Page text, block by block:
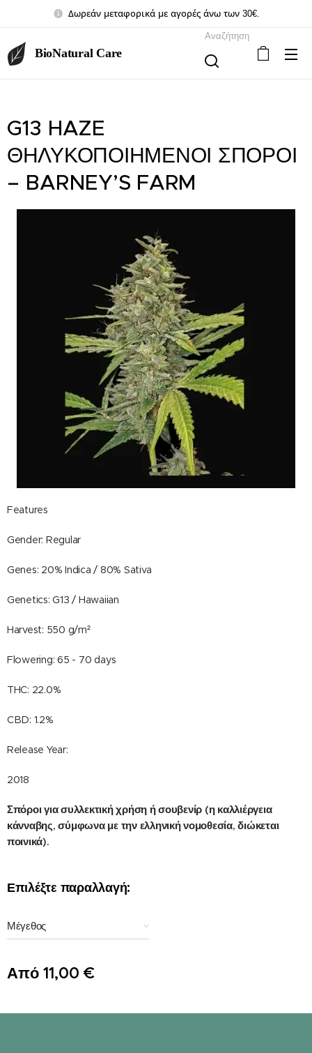
Δωρεάν μεταφορικά με αγορές άνω των 30€.
BioNatural Care
Αναζήτηση
G13 HAZE
ΘΗΛΥΚΟΠΟΙΗΜΕΝΟΙ ΣΠΟΡΟΙ
– BARNEY’S FARM
Features
Gender: Regular
Genes: 20% Indica / 80% Sativa
Genetics: G13 / Hawaiian
Harvest: 550 g/m²
Flowering: 65 - 70 days
THC: 22.0%
CBD: 1.2%
Release Year:
2018
Σπόροι για συλλεκτική χρήση ή σουβενίρ (η καλλιέργεια
κάνναβης, σύμφωνα με την ελληνική νομοθεσία, διώκεται
ποινικά).
Επιλέξτε παραλλαγή:
Μέγεθος
Από 11,00 €